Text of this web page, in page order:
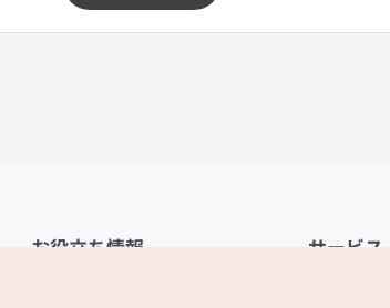
お役立ち情報 サービス